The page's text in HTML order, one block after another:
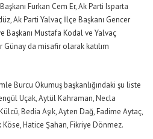
Furkan Cem Er, Ak Parti Isparta
Ak Parti Yalvaç İlçe Başkanı Gencer
Başkanı Mustafa Kodal ve Yalvaç
Günay da misafir olarak katılım
Burcu Okumuş başkanlığındaki şu liste
Uçak, Aytül Kahraman, Necla
Bedia Aşık, Ayten Dağ, Fadime Aytaç,
Hatice Şahan, Fikriye Dönmez.